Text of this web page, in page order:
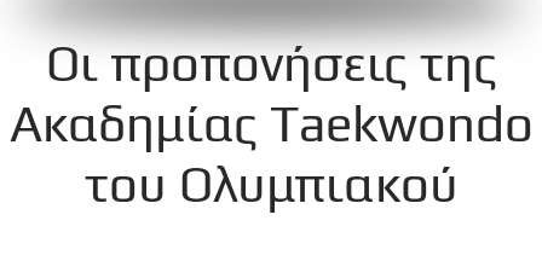
Οι προπονήσεις της
Ακαδημίας Taekwondo
του Ολυμπιακού